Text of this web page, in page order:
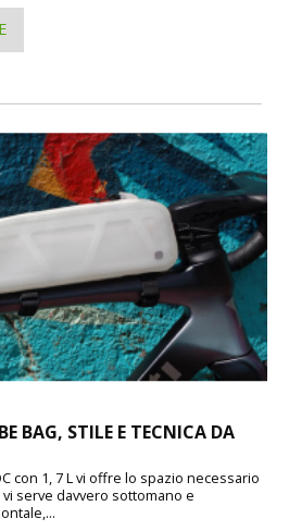
BAG, STILE E TECNICA DA
con 1, 7 L vi offre lo spazio necessario
serve davvero sottomano e